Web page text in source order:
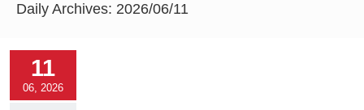
Daily Archives: 2026/06/11
11
06, 2026